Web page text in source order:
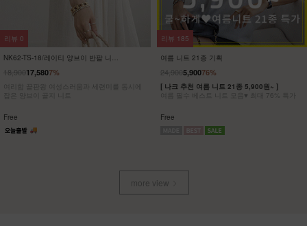
NK62-TS-18/레이티 양브이 반팔 니트
7%
18,90017,580
여리함 끝판왕 여성스러움과 세련미를 동시에
잡은 양브이 골지 니트
Free
리뷰 0
여름 니트 21종 기획
76%
24,9005,900
[ 나크 추천 여름 니트 21종 5,900원~ ]
여름 필수 베스트 니트 모음♥ 최대 76% 특가
Free
리뷰 185
more view